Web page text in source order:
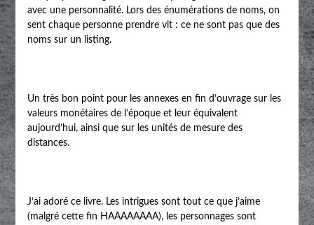
avec une personnalité. Lors des énumérations de noms, on
sent chaque personne prendre vit : ce ne sont pas que des
noms sur un listing.
Un très bon point pour les annexes en fin d’ouvrage sur les
valeurs monétaires de l’époque et leur équivalent
aujourd’hui, ainsi que sur les unités de mesure des
distances.
J’ai adoré ce livre. Les intrigues sont tout ce que j’aime
(malgré cette fin HAAAAAAAA), les personnages sont